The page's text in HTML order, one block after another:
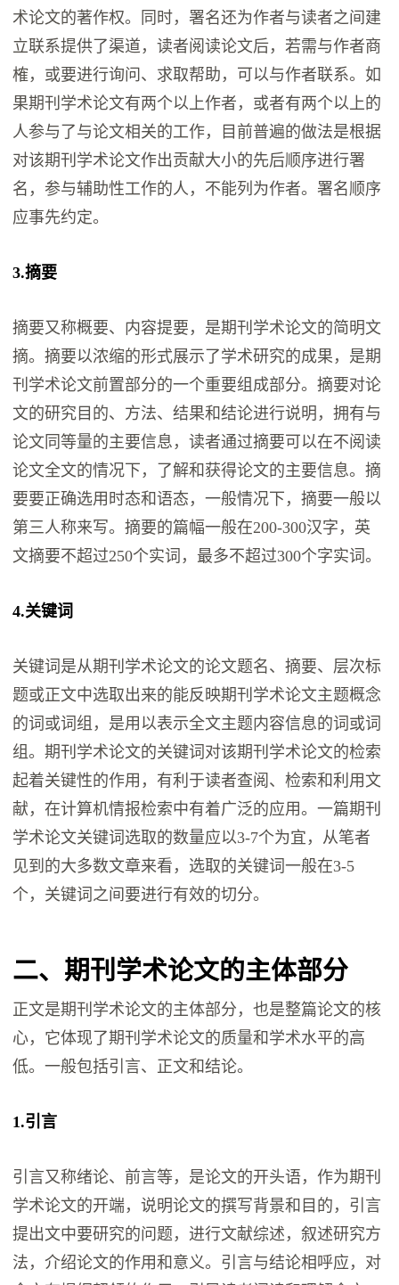
术论文的著作权。同时，署名还为作者与读者之间建
立联系提供了渠道，读者阅读论文后，若需与作者商
榷，或要进行询问、求取帮助，可以与作者联系。如
果期刊学术论文有两个以上作者，或者有两个以上的
人参与了与论文相关的工作，目前普遍的做法是根据
对该期刊学术论文作出贡献大小的先后顺序进行署
名，参与辅助性工作的人，不能列为作者。署名顺序
应事先约定。
3.摘要
摘要又称概要、内容提要，是期刊学术论文的简明文
摘。摘要以浓缩的形式展示了学术研究的成果，是期
刊学术论文前置部分的一个重要组成部分。摘要对论
文的研究目的、方法、结果和结论进行说明，拥有与
论文同等量的主要信息，读者通过摘要可以在不阅读
论文全文的情况下，了解和获得论文的主要信息。摘
要要正确选用时态和语态，一般情况下，摘要一般以
第三人称来写。摘要的篇幅一般在200-300汉字，英
文摘要不超过250个实词，最多不超过300个字实词。
4.关键词
关键词是从期刊学术论文的论文题名、摘要、层次标
题或正文中选取出来的能反映期刊学术论文主题概念
的词或词组，是用以表示全文主题内容信息的词或词
组。期刊学术论文的关键词对该期刊学术论文的检索
起着关键性的作用，有利于读者查阅、检索和利用文
献，在计算机情报检索中有着广泛的应用。一篇期刊
学术论文关键词选取的数量应以3-7个为宜，从笔者
见到的大多数文章来看，选取的关键词一般在3-5
个，关键词之间要进行有效的切分。
二、期刊学术论文的主体部分
正文是期刊学术论文的主体部分，也是整篇论文的核
心，它体现了期刊学术论文的质量和学术水平的高
低。一般包括引言、正文和结论。
1.引言
引言又称绪论、前言等，是论文的开头语，作为期刊
学术论文的开端，说明论文的撰写背景和目的，引言
提出文中要研究的问题，进行文献综述，叙述研究方
法，介绍论文的作用和意义。引言与结论相呼应，对